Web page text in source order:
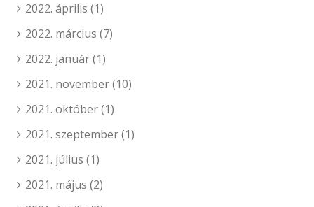
2022. április (1)
2022. március (7)
2022. január(1)
2021. november(10)
2021. október(1)
2021. szeptember(1)
2021. július (1)
2021. május (2)